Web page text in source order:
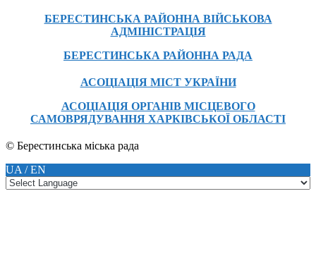
БЕРЕСТИНСЬКА РАЙОННА ВІЙСЬКОВА
АДМІНІСТРАЦІЯ
БЕРЕСТИНСЬКА РАЙОННА РАДА
АСОЦІАЦІЯ МІСТ УКРАЇНИ
АСОЦІАЦІЯ ОРГАНІВ МІСЦЕВОГО
САМОВРЯДУВАННЯ ХАРКІВСЬКОЇ ОБЛАСТІ
© Берестинська міська рада
UA / EN